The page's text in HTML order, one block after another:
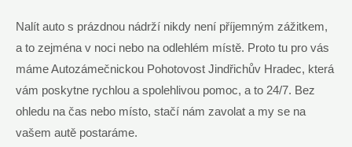
Nalít auto s prázdnou nádrží nikdy není příjemným zážitkem,
a to zejména v noci nebo na odlehlém místě. Proto tu pro vás
máme Autozámečnickou Pohotovost Jindřichův Hradec, která
vám poskytne rychlou a spolehlivou pomoc, a to 24/7. Bez
ohledu na čas nebo místo, stačí nám zavolat a my se na
vašem autě postaráme.